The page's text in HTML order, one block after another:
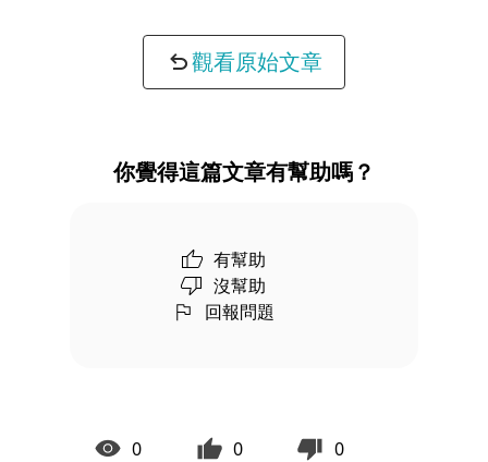
觀看原始文章
你覺得這篇文章有幫助嗎？
有幫助
沒幫助
回報問題
0 0 0